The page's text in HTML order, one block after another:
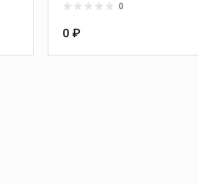
0
0 ₽